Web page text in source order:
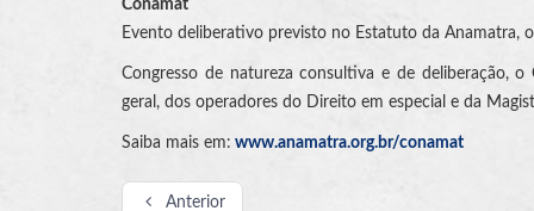
Conamat
Evento deliberativo previsto no Estatuto da Anamatra,
Congresso de natureza consultiva e de deliberação,
geral, dos operadores do Direito em especial e da
Saiba mais em: www.anamatra.org.br/conamat
Anterior